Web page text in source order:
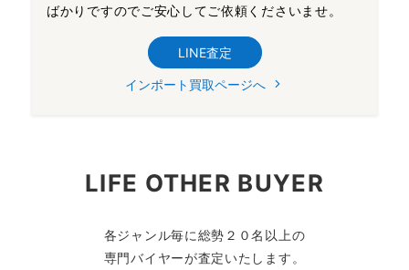
ばかりですのでご安心してご依頼くださいませ。
LINE査定
インポート買取ページへ
LIFE OTHER BUYER
各ジャンル毎に総勢２０名以上の
専門バイヤーが査定いたします。